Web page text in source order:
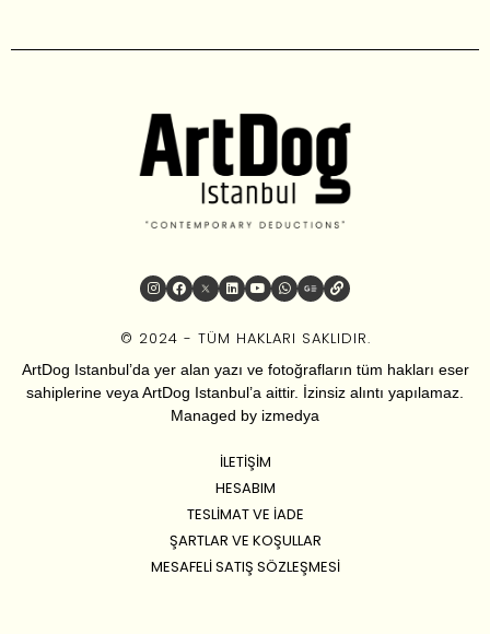
© 2024 - TÜM HAKLARI SAKLIDIR.
ArtDog Istanbul’da yer alan yazı ve fotoğrafların tüm hakları eser
sahiplerine veya ArtDog Istanbul’a aittir. İzinsiz alıntı yapılamaz.
Managed by izmedya
İLETIŞIM
HESABIM
TESLIMAT VE İADE
ŞARTLAR VE KOŞULLAR
MESAFELI SATIŞ SÖZLEŞMESI